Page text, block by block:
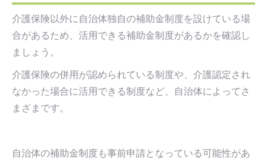
介護保険以外に自治体独自の補助金制度を設けている場
合があるため、活用できる補助金制度があるかを確認し
ましょう。
介護保険の併用が認められている制度や、介護認定され
なかった場合に活用できる制度など、自治体によってさ
まざまです。
自治体の補助金制度も事前申請となっている可能性があ